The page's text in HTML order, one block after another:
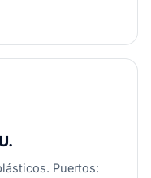
Puertos: